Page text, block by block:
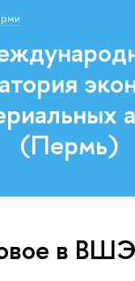
(Пермь)
в